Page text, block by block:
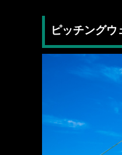
ピッチングウ